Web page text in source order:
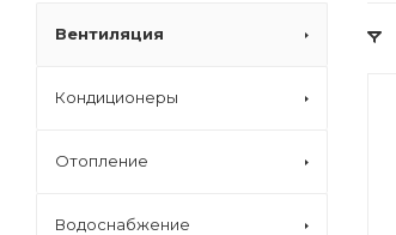
Вентиляция
Кондиционеры
Отопление
Водоснабжение